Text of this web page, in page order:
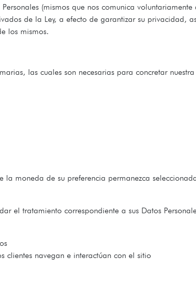
(mismos que nos comunica
de la Ley, a efecto de garantizar su privacidad,
los mismos.
las cuales son necesarias para concretar
moneda de su preferencia permanezca
el tratamiento correspondiente a sus Datos
clientes navegan e interactúan con el sitio